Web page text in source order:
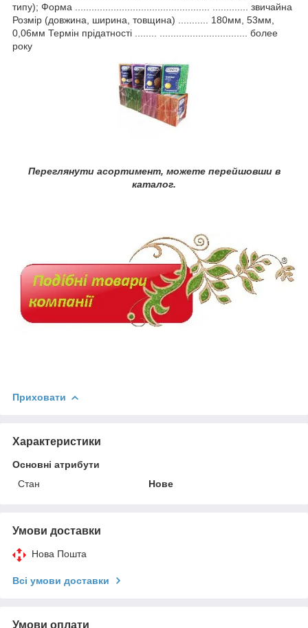
типу); Форма ................................................. ............. звичайна
Розмір (довжина, ширина, товщина) ........... 180мм, 53мм,
0,06мм Термін прідатності ........ ................................ более
року
Переглянути асортимент, можете перейшовши в
каталог.
Приховати
Характеристики
Основні атрибути
Стан
Нове
Умови доставки
Нова Пошта
Всі умови доставки
Умови оплати